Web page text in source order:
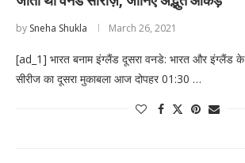
by Sneha Shukla March 26, 2021
[ad_1] भारत बनाम इंग्लैंड दूसरा वनडे: भारत और इंग्लैंड
सीरीज का दूसरा मुकाबला आज दोपहर 01:30 …